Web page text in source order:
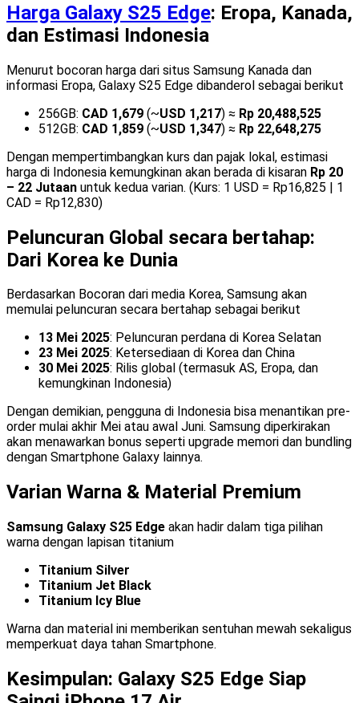
Harga Galaxy S25 Edge: Eropa, Kanada,
dan Estimasi Indonesia
Menurut bocoran harga dari situs Samsung Kanada dan
informasi Eropa, Galaxy S25 Edge dibanderol sebagai berikut
256GB: CAD 1,679 (~USD 1,217) ≈ Rp 20,488,525
512GB: CAD 1,859 (~USD 1,347) ≈ Rp 22,648,275
Dengan mempertimbangkan kurs dan pajak lokal, estimasi
harga di Indonesia kemungkinan akan berada di kisaran Rp 20
– 22 Jutaan untuk kedua varian. (Kurs: 1 USD = Rp16,825 | 1
CAD = Rp12,830)
Peluncuran Global secara bertahap:
Dari Korea ke Dunia
Berdasarkan Bocoran dari media Korea, Samsung akan
memulai peluncuran secara bertahap sebagai berikut
13 Mei 2025: Peluncuran perdana di Korea Selatan
23 Mei 2025: Ketersediaan di Korea dan China
30 Mei 2025: Rilis global (termasuk AS, Eropa, dan
kemungkinan Indonesia)
Dengan demikian, pengguna di Indonesia bisa menantikan pre-
order mulai akhir Mei atau awal Juni. Samsung diperkirakan
akan menawarkan bonus seperti upgrade memori dan bundling
dengan Smartphone Galaxy lainnya.
Varian Warna & Material Premium
Samsung Galaxy S25 Edge akan hadir dalam tiga pilihan
warna dengan lapisan titanium
Titanium Silver
Titanium Jet Black
Titanium Icy Blue
Warna dan material ini memberikan sentuhan mewah sekaligus
memperkuat daya tahan Smartphone.
Kesimpulan: Galaxy S25 Edge Siap